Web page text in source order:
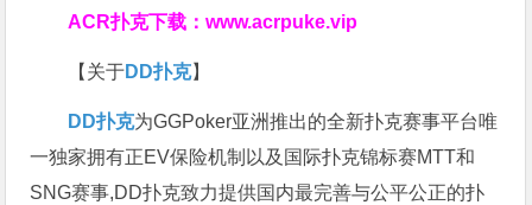
ACR扑克下载：www.acrpuke.vip
【关于DD扑克】
DD扑克为GGPoker亚洲推出的全新扑克赛事平台唯
一独家拥有正EV保险机制以及国际扑克锦标赛MTT和
SNG赛事,DD扑克致力提供国内最完善与公平公正的扑